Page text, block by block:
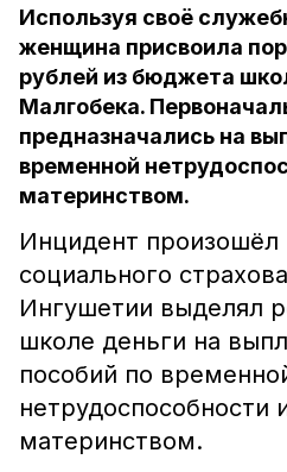
Используя своё
женщина присвоила
рублей из бюджета
Малгобека.
предназначались на
временной
материнством.
Инцидент произошёл
социального
Ингушетии выделял
школе деньги на
пособий по
нетрудоспособности
материнством.